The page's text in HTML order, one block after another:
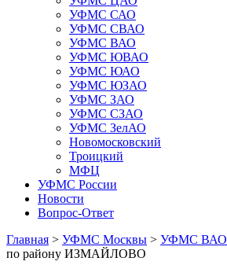
УФМС САО
УФМС СВАО
УФМС ВАО
УФМС ЮВАО
УФМС ЮАО
УФМС ЮЗАО
УФМС ЗАО
УФМС СЗАО
УФМС ЗелАО
Новомосковский
Троицкий
МФЦ
УФМС России
Новости
Вопрос-Ответ
Главная > УФМС Москвы > УФМС ВАО
по району ИЗМАЙЛОВО